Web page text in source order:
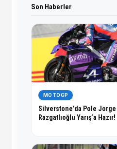
Son Haberler
MOTOGP
Silverstone’da Pole
Razgatlıoğlu Yarış’a Hazır!